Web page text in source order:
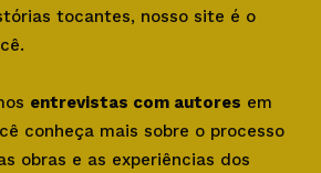
tocantes, nosso site é o
entrevistas com autores em
conheça mais sobre o processo
obras e as experiências dos